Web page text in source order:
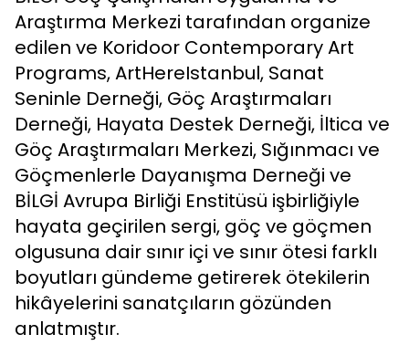
Araştırma Merkezi tarafından organize
edilen ve Koridoor Contemporary Art
Programs, ArtHereIstanbul, Sanat
Seninle Derneği, Göç Araştırmaları
Derneği, Hayata Destek Derneği, İltica ve
Göç Araştırmaları Merkezi, Sığınmacı ve
Göçmenlerle Dayanışma Derneği ve
BİLGİ Avrupa Birliği Enstitüsü işbirliğiyle
hayata geçirilen sergi, göç ve göçmen
olgusuna dair sınır içi ve sınır ötesi farklı
boyutları gündeme getirerek ötekilerin
hikâyelerini sanatçıların gözünden
anlatmıştır.